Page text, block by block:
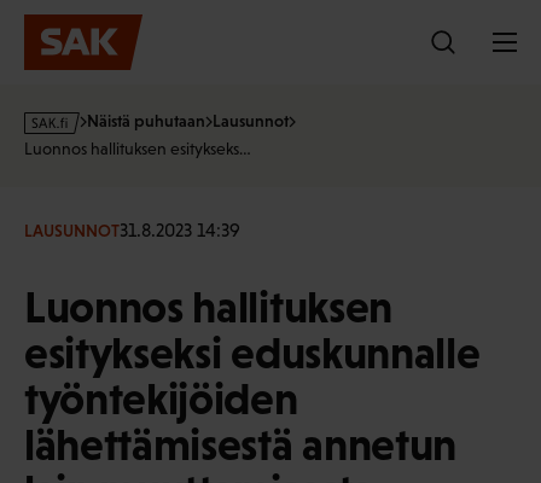
Hyppää
sisältöön
s
a
f
Näistä puhutaan Lausunnot
Luonnos hallituksen esitykseks…
LAUSUNNOT31.8.2023 14:39
Luonnos hallituksen
esitykseksi eduskunnalle
työntekijöiden
lähettämisestä annetun